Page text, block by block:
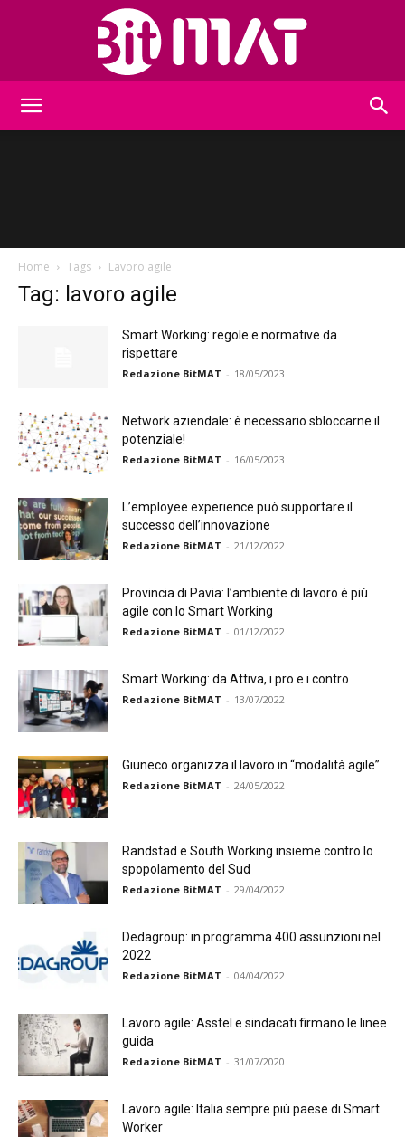
Home Tags Lavoro agile
Tag: lavoro agile
Smart Working: regole e normative da
rispettare
Redazione BitMAT - 18/05/2023
Network aziendale: è necessario sbloccarne il
potenziale!
Redazione BitMAT - 16/05/2023
L’employee experience può supportare il
successo dell’innovazione
Redazione BitMAT - 21/12/2022
Provincia di Pavia: l’ambiente di lavoro è più
agile con lo Smart Working
Redazione BitMAT - 01/12/2022
Smart Working: da Attiva, i pro e i contro
Redazione BitMAT - 13/07/2022
Giuneco organizza il lavoro in “modalità agile”
Redazione BitMAT - 24/05/2022
Randstad e South Working insieme contro lo
spopolamento del Sud
Redazione BitMAT - 29/04/2022
Dedagroup: in programma 400 assunzioni nel
2022
Redazione BitMAT - 04/04/2022
Lavoro agile: Asstel e sindacati firmano le linee
guida
Redazione BitMAT - 31/07/2020
Lavoro agile: Italia sempre più paese di Smart
Worker